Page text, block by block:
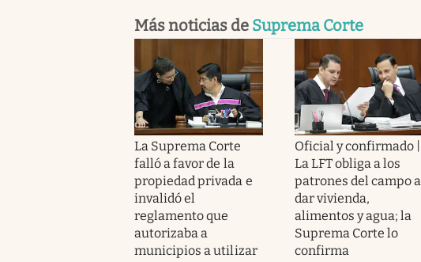
Más noticias de Suprema Corte
La Suprema Corte
falló a favor de la
propiedad privada e
invalidó el
reglamento que
autorizaba a
municipios a utilizar
Oficial y confirmado |
La LFT obliga a los
patrones del campo a
dar vivienda,
alimentos y agua; la
Suprema Corte lo
confirma